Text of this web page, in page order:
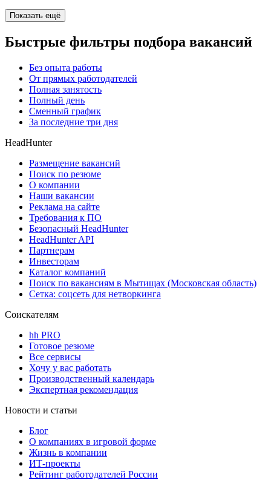
Показать ещё
Быстрые фильтры подбора вакансий
Без опыта работы
От прямых работодателей
Полная занятость
Полный день
Сменный график
За последние три дня
HeadHunter
Размещение вакансий
Поиск по резюме
О компании
Наши вакансии
Реклама на сайте
Требования к ПО
Безопасный HeadHunter
HeadHunter API
Партнерам
Инвесторам
Каталог компаний
Поиск по вакансиям в Мытищах (Московская область)
Сетка: соцсеть для нетворкинга
Соискателям
hh PRO
Готовое резюме
Все сервисы
Хочу у вас работать
Производственный календарь
Экспертная рекомендация
Новости и статьи
Блог
О компаниях в игровой форме
Жизнь в компании
ИТ-проекты
Рейтинг работодателей России